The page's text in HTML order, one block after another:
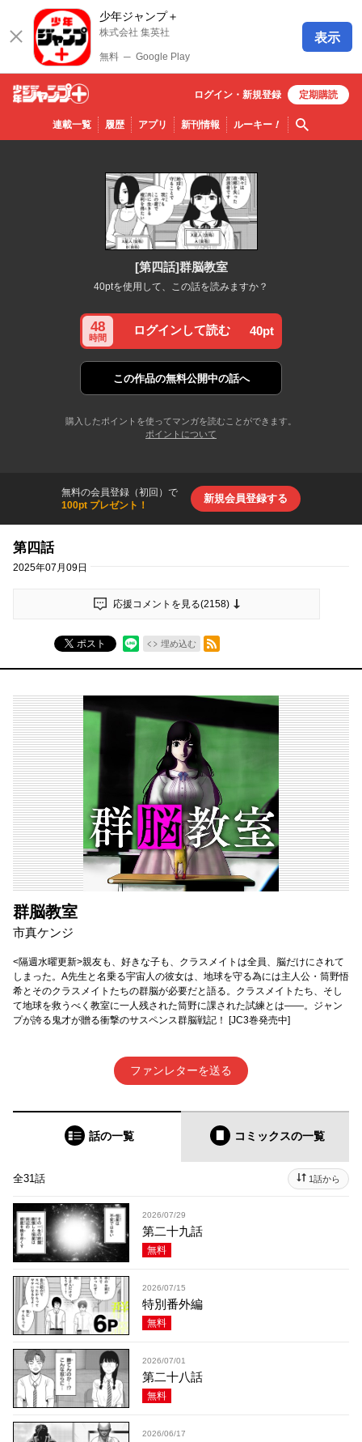
少年ジャンプ＋
株式会社 集英社
無料 ─ Google Play
表示
少年ジ
ャンプ
連載一覧 履歴 アプリ 新刊情報 ルーキー！ 検索
ログイン・ 新規登録 定期購読
[第四話]群脳教室
40ptを使用して、この話を読みますか？
48
時間
ログインして読む 40pt
この作品の無料公開中の話へ
購入したポイントを使ってマンガを読むことができます。
ポイントについて
無料の会員登録（初回）で
100pt プレゼント！
新規会員登録する
第四話
2025年07月09日
応援コメントを見る(2158)
ポスト 埋め込む
RSSフィード
群脳教室
市真ケンジ
<隔週水曜更新>親友も、好きな子も、クラスメイトは全員、脳だけにされて
しまった。A先生と名乗る宇宙人の彼女は、地球を守る為には主人公・筒野悟
希とそのクラスメイトたちの群脳が必要だと語る。クラスメイトたち、そし
て地球を救うべく教室に一人残された筒野に課された試練とは――。ジャン
プが誇る鬼才が贈る衝撃のサスペンス群脳戦記！ [JC3巻発売中]
ファンレターを送る
話の一覧 コミックスの一覧
全31話 1話から
2026/07/29
第二十九話
無料
2026/07/15
特別番外編
無料
2026/07/01
第二十八話
無料
2026/06/17